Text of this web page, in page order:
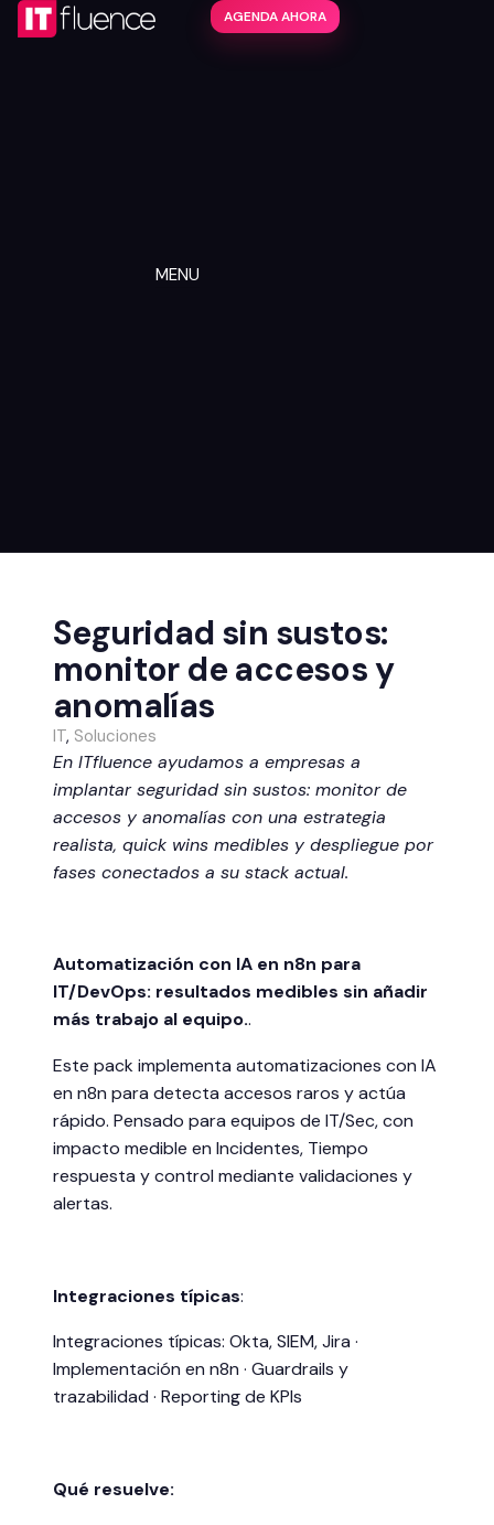
MENU
AGENDA AHORA
Seguridad sin sustos:
monitor de accesos y
anomalías
IT, Soluciones
En ITfluence ayudamos a empresas a
implantar seguridad sin sustos: monitor de
accesos y anomalías con una estrategia
realista, quick wins medibles y despliegue por
fases conectados a su stack actual.
Automatización con IA en n8n para
IT/DevOps: resultados medibles sin añadir
más trabajo al equipo..
Este pack implementa automatizaciones con IA
en n8n para detecta accesos raros y actúa
rápido. Pensado para equipos de IT/Sec, con
impacto medible en Incidentes, Tiempo
respuesta y control mediante validaciones y
alertas.
Integraciones típicas:
Integraciones típicas: Okta, SIEM, Jira ·
Implementación en n8n · Guardrails y
trazabilidad · Reporting de KPIs
Qué resuelve: